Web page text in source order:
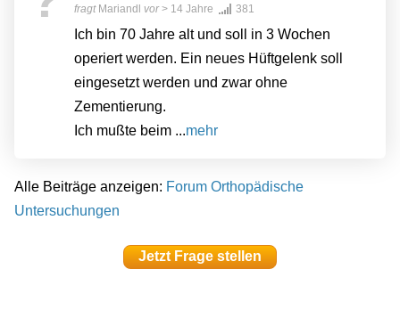
fragt Mariandl vor> 14 Jahre 381
Ich bin 70 Jahre alt und soll in 3 Wochen
operiert werden. Ein neues Hüftgelenk soll
eingesetzt werden und zwar ohne
Zementierung.
Ich mußte beim ...mehr
Alle Beiträge anzeigen: Forum Orthopädische
Untersuchungen
Jetzt Frage stellen